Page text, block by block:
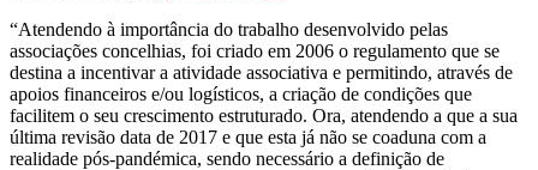
“Atendendo à importância do trabalho desenvolvido pelas
associações concelhias, foi criado em 2006 o regulamento que se
destina a incentivar a atividade associativa e permitindo, através de
apoios financeiros e/ou logísticos, a criação de condições que
facilitem o seu crescimento estruturado. Ora, atendendo a que a sua
última revisão data de 2017 e que esta já não se coaduna com a
realidade pós-pandémica, sendo necessário a definição de